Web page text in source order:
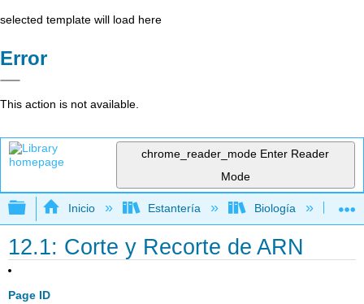
selected template will load here
Error
This action is not available.
chrome_reader_mode Enter Reader
Mode
Expandir/contraer jerarquía global
Inicio Estantería Biología
12.1: Corte y Recorte de ARN
Page ID